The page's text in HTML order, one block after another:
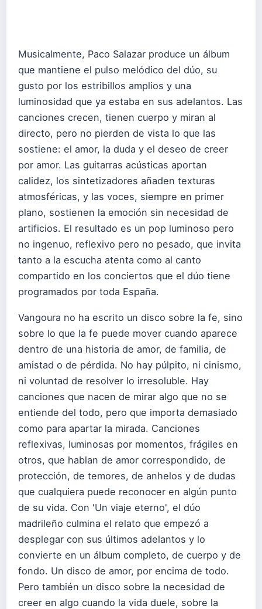
Musicalmente, Paco Salazar produce un álbum
que mantiene el pulso melódico del dúo, su
gusto por los estribillos amplios y una
luminosidad que ya estaba en sus adelantos. Las
canciones crecen, tienen cuerpo y miran al
directo, pero no pierden de vista lo que las
sostiene: el amor, la duda y el deseo de creer
por amor. Las guitarras acústicas aportan
calidez, los sintetizadores añaden texturas
atmosféricas, y las voces, siempre en primer
plano, sostienen la emoción sin necesidad de
artificios. El resultado es un pop luminoso pero
no ingenuo, reflexivo pero no pesado, que invita
tanto a la escucha atenta como al canto
compartido en los conciertos que el dúo tiene
programados por toda España.
Vangoura no ha escrito un disco sobre la fe, sino
sobre lo que la fe puede mover cuando aparece
dentro de una historia de amor, de familia, de
amistad o de pérdida. No hay púlpito, ni cinismo,
ni voluntad de resolver lo irresoluble. Hay
canciones que nacen de mirar algo que no se
entiende del todo, pero que importa demasiado
como para apartar la mirada. Canciones
reflexivas, luminosas por momentos, frágiles en
otros, que hablan de amor correspondido, de
protección, de temores, de anhelos y de dudas
que cualquiera puede reconocer en algún punto
de su vida. Con 'Un viaje eterno', el dúo
madrileño culmina el relato que empezó a
desplegar con sus últimos adelantos y lo
convierte en un álbum completo, de cuerpo y de
fondo. Un disco de amor, por encima de todo.
Pero también un disco sobre la necesidad de
creer en algo cuando la vida duele, sobre la